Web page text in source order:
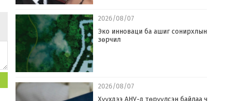
2026/08/07
Эко инноваци ба ашиг сонирхлын
зөрчил
2026/08/07
Хүүхдээ АНУ-д төрүүлсэн байлаа ч